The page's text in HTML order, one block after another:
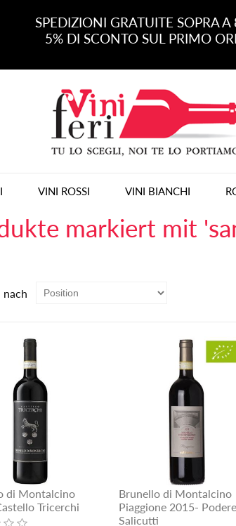
SPEDIZIONI GRATUITE SOPRA
5% DI SCONTO SUL PRIMO
VINI ROSSI VINI BIANCHI
markiert mit
nach
di Montalcino
Tricerchi
Brunello di Montalcino
Piaggione 2015- Podere
Salicutti